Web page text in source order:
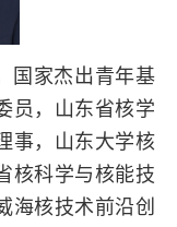
国家杰出青年基
员，山东省核学
事，山东大学核
核科学与核能技
海核技术前沿创